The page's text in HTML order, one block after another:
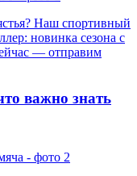
Наш спортивный
новинка сезона с
— отправим
важно знать